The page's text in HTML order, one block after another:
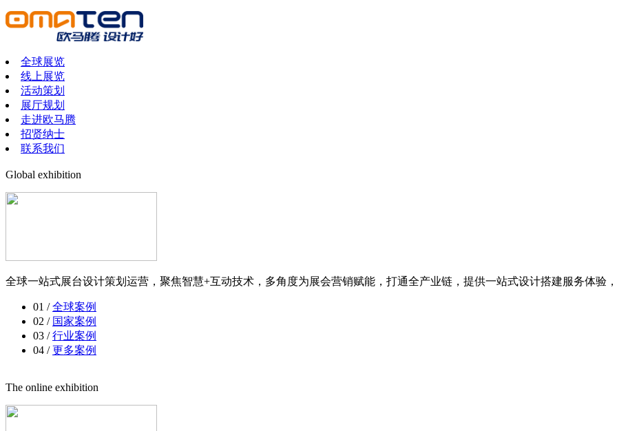
全球展览
线上展览
活动策划
展厅规划
走进欧马腾
招贤纳士
联系我们
Global exhibition
全球一站式展台设计策划运营，聚焦智慧+互动技术，多角度为展会营销赋能，打通全产业链，提供一站式设计搭建服务体验
01 /全球案例
02 / 国家案例
03 /行业案例
04 /更多案例
The online exhibition